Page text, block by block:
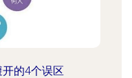
的4个误区